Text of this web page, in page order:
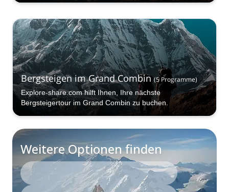
Bergsteigen im Grand Combin (5 Programme)
Explore-share.com hilft Ihnen, Ihre nächste
Bergsteigertour im Grand Combin zu buchen.
Weitere Optionen finden